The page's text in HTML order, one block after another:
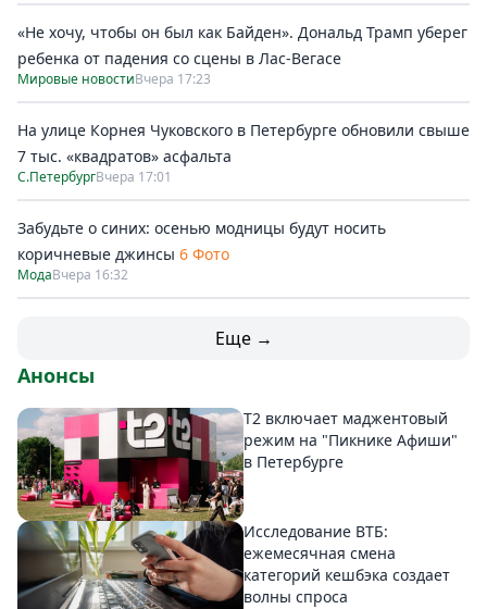
«Не хочу, чтобы он был как Байден». Дональд Трамп уберег
ребенка от падения со сцены в Лас-Вегасе
Мировые новостиВчера 17:23
На улице Корнея Чуковского в Петербурге обновили свыше
7 тыс. «квадратов» асфальта
С.ПетербургВчера 17:01
Забудьте о синих: осенью модницы будут носить
коричневые джинсы 6 Фото
МодаВчера 16:32
Еще →
Анонсы
Т2 включает маджентовый
режим на "Пикнике Афиши"
в Петербурге
Исследование ВТБ:
ежемесячная смена
категорий кешбэка создает
волны спроса